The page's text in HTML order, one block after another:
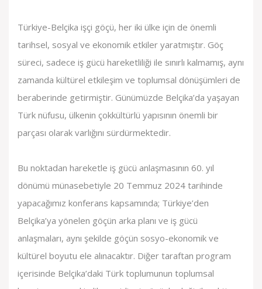
Türkiye-Belçika işçi göçü, her iki ülke için de önemli
tarihsel, sosyal ve ekonomik etkiler yaratmıştır. Göç
süreci, sadece iş gücü hareketliliği ile sınırlı kalmamış, aynı
zamanda kültürel etkileşim ve toplumsal dönüşümleri de
beraberinde getirmiştir. Günümüzde Belçika’da yaşayan
Türk nüfusu, ülkenin çokkültürlü yapısının önemli bir
parçası olarak varlığını sürdürmektedir.
Bu noktadan hareketle iş gücü anlaşmasının 60. yıl
dönümü münasebetiyle 20 Temmuz 2024 tarihinde
yapacağımız konferans kapsamında; Türkiye’den
Belçika’ya yönelen göçün arka planı ve iş gücü
anlaşmaları, aynı şekilde göçün sosyo-ekonomik ve
kültürel boyutu ele alınacaktır. Diğer taraftan program
içerisinde Belçika’daki Türk toplumunun toplumsal